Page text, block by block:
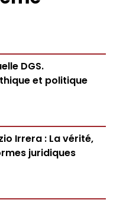
DGS.
et politique
Irrera : La vérité,
juridiques